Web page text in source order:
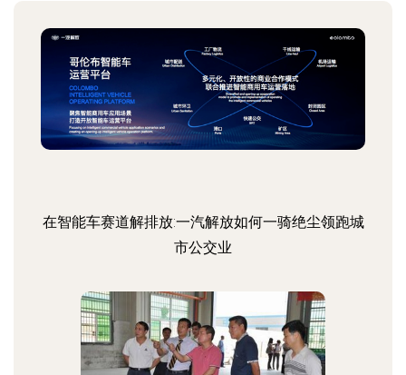
在智能车赛道解排放:一汽解放如何一骑绝尘领跑城
市公交业